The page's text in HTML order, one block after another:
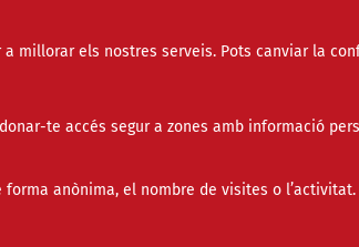
millorar els nostres serveis. Pots canviar la
te accés segur a zones amb informació
anònima, el nombre de visites o